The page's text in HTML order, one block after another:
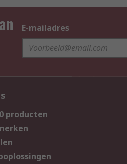
E-mailadres
producten